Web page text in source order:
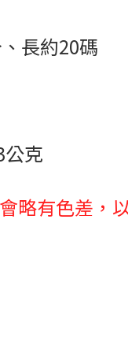
長約20碼
克
略有色差，